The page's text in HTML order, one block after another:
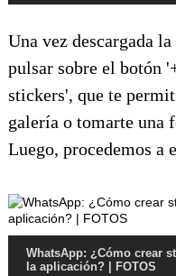
Una vez descargada
pulsar sobre el botón
stickers', que te
galería o tomarte una
Luego, procedemos a
WhatsApp: ¿Cómo crear
la aplicación? | FOTOS